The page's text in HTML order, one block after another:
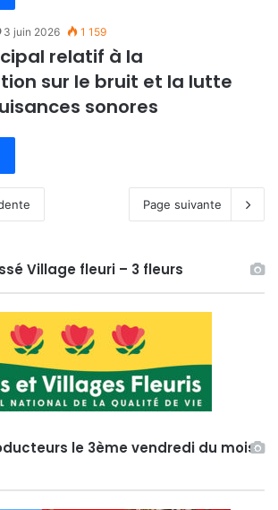
3 juin 2026 1 159
relatif à la
sur le bruit et la lutte
sonores
Page suivante
Village fleuri – 3 fleurs
le 3ème vendredi du mois